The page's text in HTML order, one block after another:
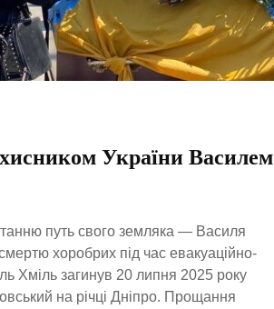
України Василем
путь свого земляка — Василя
хоробрих під час евакуаційно-
Хміль загинув 20 липня 2025 року
на річці Дніпро. Прощання